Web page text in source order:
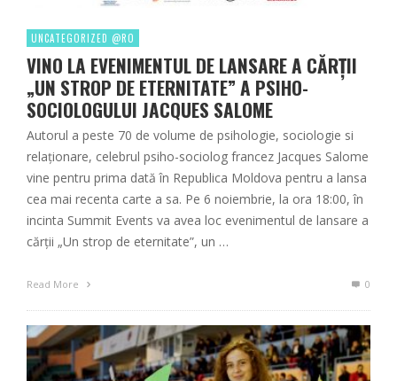
UNCATEGORIZED @RO
VINO LA EVENIMENTUL DE LANSARE A CĂRŢII
„UN STROP DE ETERNITATE” A PSIHO-
SOCIOLOGULUI JACQUES SALOME
Autorul a peste 70 de volume de psihologie, sociologie si
relaţionare, celebrul psiho-sociolog francez Jacques Salome
vine pentru prima dată în Republica Moldova pentru a lansa
cea mai recenta carte a sa. Pe 6 noiembrie, la ora 18:00, în
incinta Summit Events va avea loc evenimentul de lansare a
cărţii „Un strop de eternitate”, un …
Read More 0